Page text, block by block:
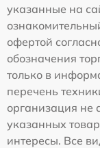
указанные на
офертой
обозначения
только в
перечень
организация
указанных
интересы. Все